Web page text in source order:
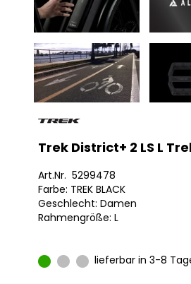
Trek District+ 2 LS L
Art.Nr. 5299478
Farbe: TREK BLACK
Geschlecht: Damen
Rahmengröße: L
lieferbar in 3-8